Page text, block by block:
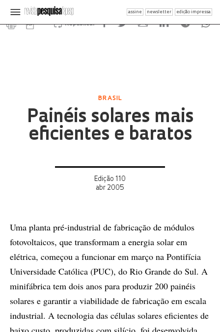
assine newsletter edição impressa
Republicar
BRASIL
Painéis solares mais
eficientes e baratos
Edição 110
abr 2005
Uma planta pré-industrial de fabricação de módulos
fotovoltaicos, que transformam a energia solar em
elétrica, começou a funcionar em março na Pontifícia
Universidade Católica (PUC), do Rio Grande do Sul. A
minifábrica tem dois anos para produzir 200 painéis
solares e garantir a viabilidade de fabricação em escala
industrial. A tecnologia das células solares eficientes de